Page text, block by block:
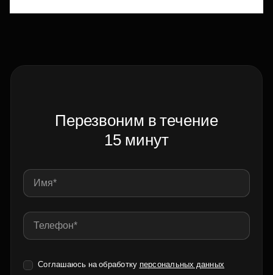
Перезвоним в течение
15 минут
Соглашаюсь на обработку персональных данных